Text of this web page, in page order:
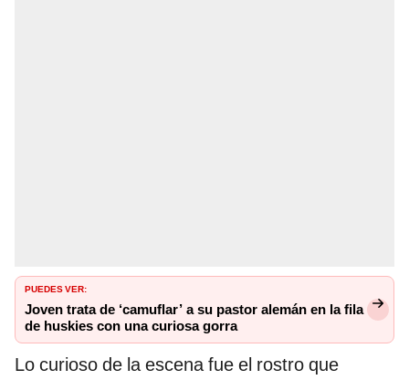
PUEDES VER:
Joven trata de ‘camuflar’ a su pastor alemán en la fila
de huskies con una curiosa gorra
Lo curioso de la escena fue el rostro que